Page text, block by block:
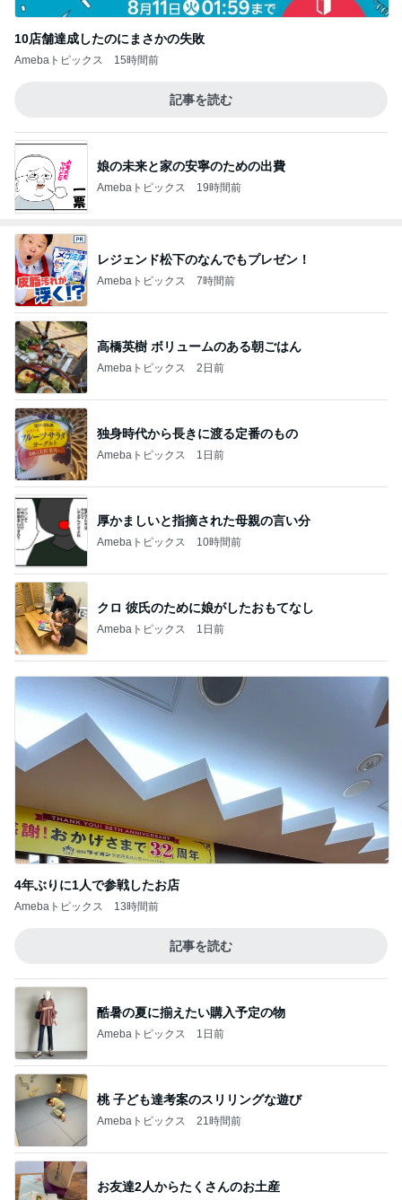
10店舗達成したのにまさかの失敗
Amebaトピックス 15時間前
記事を読む
娘の未来と家の安寧のための出費
Amebaトピックス 19時間前
レジェンド松下のなんでもプレゼン！
Amebaトピックス 7時間前
高橋英樹 ボリュームのある朝ごはん
Amebaトピックス 2日前
独身時代から長きに渡る定番のもの
Amebaトピックス 1日前
厚かましいと指摘された母親の言い分
Amebaトピックス 10時間前
クロ 彼氏のために娘がしたおもてなし
Amebaトピックス 1日前
4年ぶりに1人で参戦したお店
Amebaトピックス 13時間前
記事を読む
酷暑の夏に揃えたい購入予定の物
Amebaトピックス 1日前
桃 子ども達考案のスリリングな遊び
Amebaトピックス 21時間前
お友達2人からたくさんのお土産